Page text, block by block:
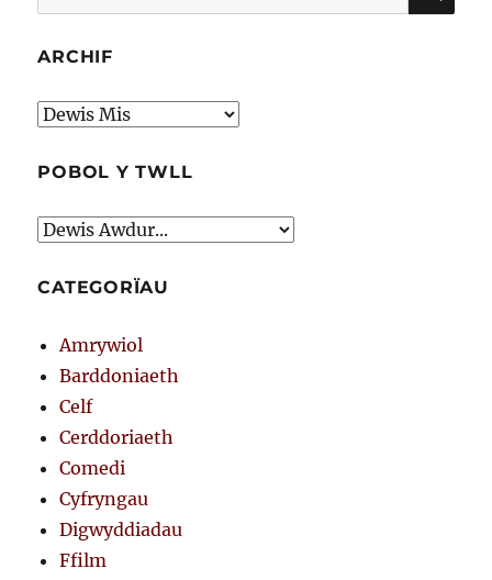
am:
ARCHIF
Archif
POBOL Y TWLL
CATEGORÏAU
Amrywiol
Barddoniaeth
Celf
Cerddoriaeth
Comedi
Cyfryngau
Digwyddiadau
Ffilm